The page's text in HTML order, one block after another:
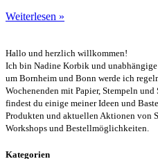
Weiterlesen »
Hallo und herzlich willkommen!
Ich bin Nadine Korbik und
um Bornheim und Bonn werde ich
Wochenenden mit Papier, Stempeln
findest du einige meiner Ideen und
Produkten und aktuellen Aktionen von
Workshops und Bestellmöglichkeiten.
Kategorien